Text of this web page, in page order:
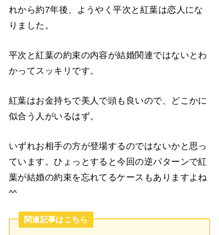
れから約7年後、ようやく平次と紅葉は恋人にな
りました。
平次と紅葉の約束の内容が結婚関連ではないとわ
かってスッキリです。
紅葉はお金持ちで美人で頭も良いので、どこかに
似合う人がいるはず。
いずれお相手の方が登場するのではないかと思っ
ています。ひょっとすると今回の逆パターンで紅
葉が結婚の約束を忘れてるケースもありますよね
^^
関連記事はこちら